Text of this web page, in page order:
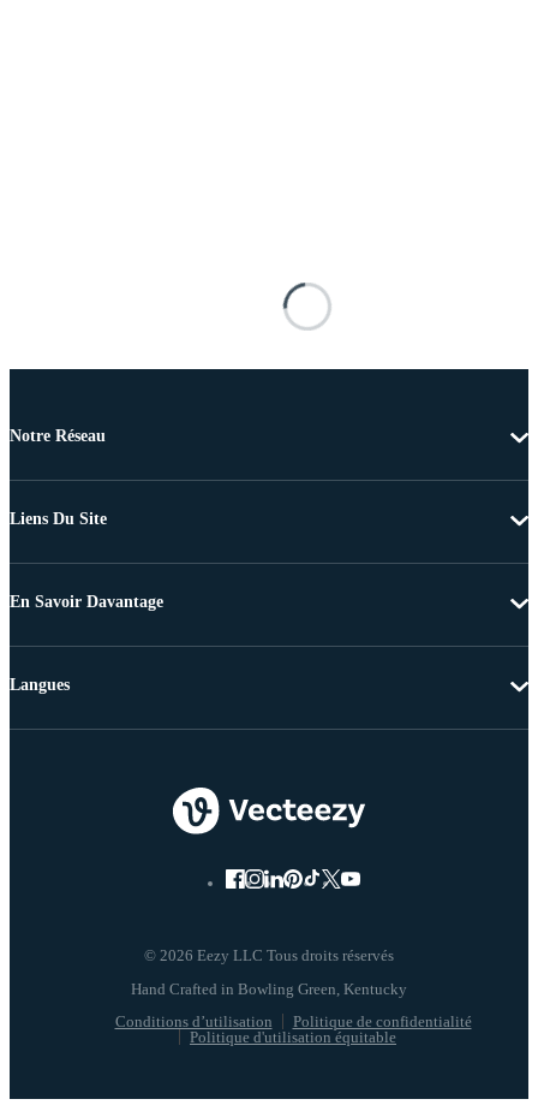
Notre Réseau
Liens Du Site
En Savoir Davantage
© 2026 Eezy LLC Tous droits réservés
Conditions d’utilisation
Politique de confidentialité
Politique d'utilisation équitable
Langues